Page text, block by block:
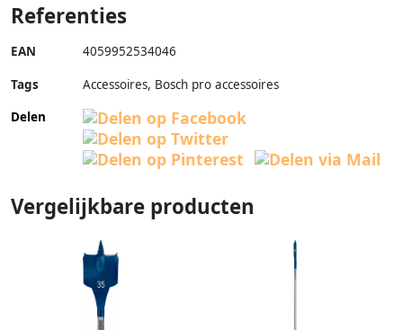
Referenties
EAN 4059952534046
Tags
Accessoires, Bosch pro accessoires
Delen
Vergelijkbare producten